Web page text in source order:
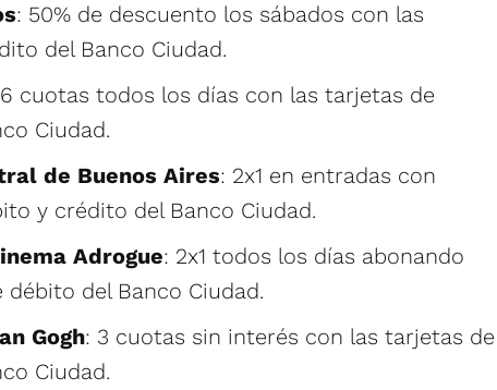
: 50% de descuento los sábados con las
del Banco Ciudad.
cuotas todos los días con las tarjetas de
Ciudad.
de Buenos Aires: 2x1 en entradas con
y crédito del Banco Ciudad.
Adrogue: 2x1 todos los días abonando
del Banco Ciudad.
Gogh: 3 cuotas sin interés con las tarjetas de
Ciudad.